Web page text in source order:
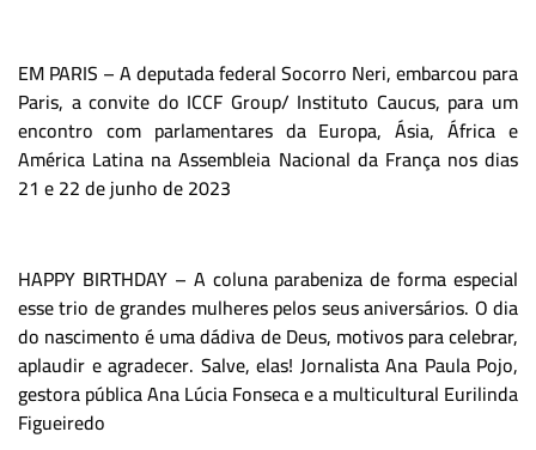
EM PARIS – A deputada federal Socorro Neri, embarcou para
Paris, a convite do ICCF Group/ Instituto Caucus, para um
encontro com parlamentares da Europa, Ásia, África e
América Latina na Assembleia Nacional da França nos dias
21 e 22 de junho de 2023
HAPPY BIRTHDAY – A coluna parabeniza de forma especial
esse trio de grandes mulheres pelos seus aniversários. O dia
do nascimento é uma dádiva de Deus, motivos para celebrar,
aplaudir e agradecer. Salve, elas! Jornalista Ana Paula Pojo,
gestora pública Ana Lúcia Fonseca e a multicultural Eurilinda
Figueiredo